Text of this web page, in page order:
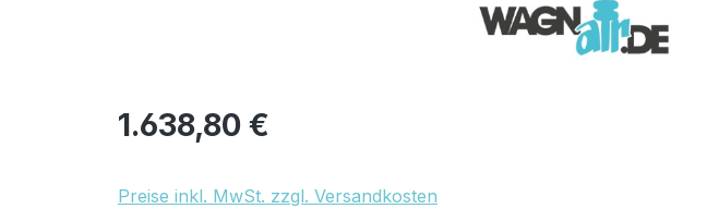
Regulärer Preis:
1.638,80 €
Preise inkl. MwSt. zzgl. Versandkosten